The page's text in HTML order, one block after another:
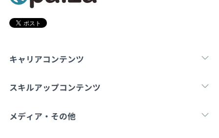
キャリアコンテンツ
転職・キャリア 新卒就
スキルアップコンテンツ
学習 マンガ・ゲーム
メディア・その他